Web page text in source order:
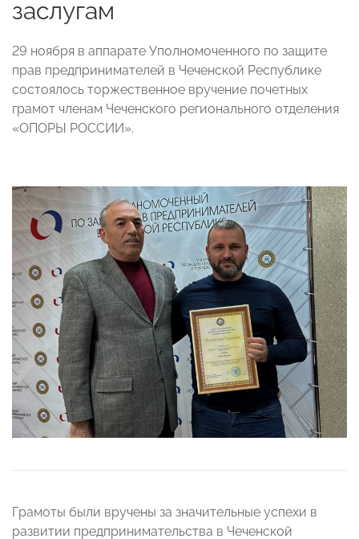
заслугам
29 ноября в аппарате Уполномоченного по защите
прав предпринимателей в Чеченской Республике
состоялось торжественное вручение почетных
грамот членам Чеченского регионального отделения
«ОПОРЫ РОССИИ».
Грамоты были вручены за значительные успехи в
развитии предпринимательства в Чеченской